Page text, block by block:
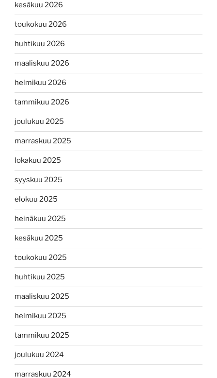
kesäkuu 2026
toukokuu 2026
huhtikuu 2026
maaliskuu 2026
helmikuu 2026
tammikuu 2026
joulukuu 2025
marraskuu 2025
lokakuu 2025
syyskuu 2025
elokuu 2025
heinäkuu 2025
kesäkuu 2025
toukokuu 2025
huhtikuu 2025
maaliskuu 2025
helmikuu 2025
tammikuu 2025
joulukuu 2024
marraskuu 2024